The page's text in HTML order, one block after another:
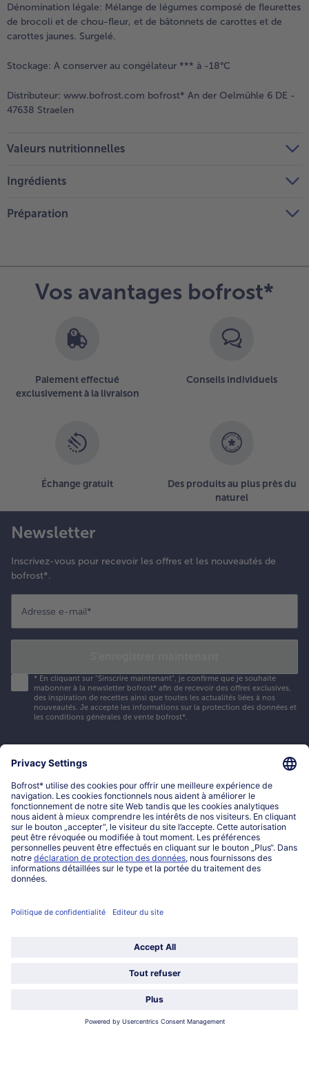
Dénomination légale: Mélange de légumes composé de fleurettes
de brocoli et de chou-fleur, et de bâtonnets de carottes et de
carottes jaunes. Surgelé.
Stockage: A conserver au congélateur *** à -18°C
Distributeur: www.bofrost.com bofrost* An der Oelmühle 6 DE -
47638 Straelen
Valeurs nutritionnelles
Ingrédients
Préparation
Vos avantages bofrost*
Paiement effectué
exclusivement à la livraison
Conseils individuels
Échange gratuit
Des produits au plus près du
naturel
Newsletter
Inscrivez-vous pour recevoir les offres et les nouveautés de
bofrost*.
Adresse e-mail*
* En cliquant sur "Sinscrire maintenant", je confirme que je souhaite
mabonner à la newsletter bofrost* afin de recevoir des offres exclusives,
des inspiration de recettes ainsi que toutes les actualités liées à nos
nouveautés. Je accepte les informations sur la protection des données et
les conditions générales de vente bofrost*.
Mon compte bofrost*
www.bofrost.lu
service@bofrost.lu
027863232
Lu-ve : 8h-20h Sa : 10h-16h